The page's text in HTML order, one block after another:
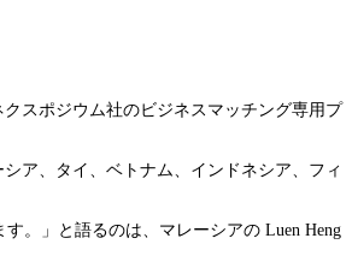
スポジウム社のビジネスマッチング専用プ
ア、タイ、ベトナム、インドネシア、フィ
。」と語るのは、マレーシアの Luen Heng